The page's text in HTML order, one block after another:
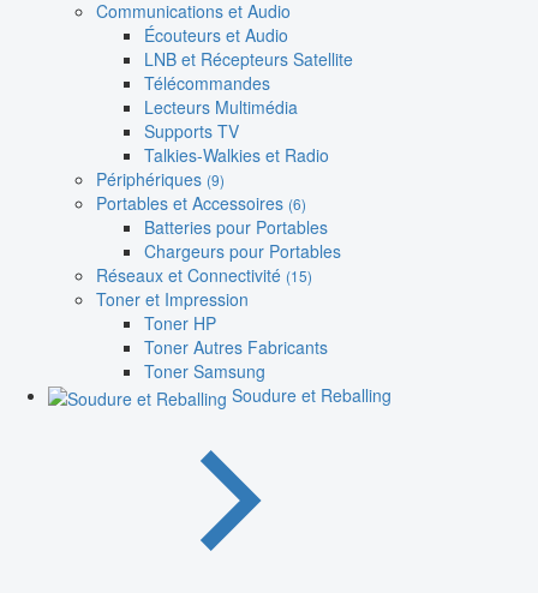
Communications et Audio
Écouteurs et Audio
LNB et Récepteurs Satellite
Télécommandes
Lecteurs Multimédia
Supports TV
Talkies-Walkies et Radio
Périphériques (9)
Portables et Accessoires (6)
Batteries pour Portables
Chargeurs pour Portables
Réseaux et Connectivité (15)
Toner et Impression
Toner HP
Toner Autres Fabricants
Toner Samsung
Soudure et Reballing